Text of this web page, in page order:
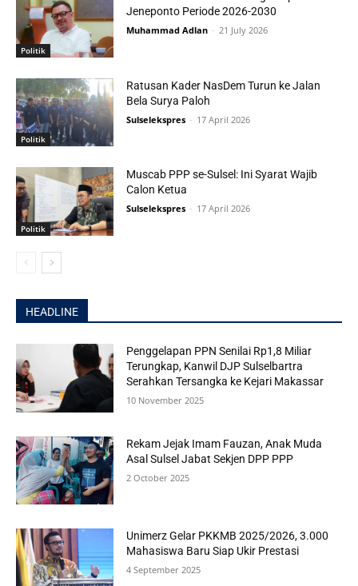
Politik
Jeneponto Periode 2026-2030
Muhammad Adlan - 21 July 2026
Politik
Ratusan Kader NasDem Turun ke Jalan
Bela Surya Paloh
Sulselekspres - 17 April 2026
Politik
Muscab PPP se-Sulsel: Ini Syarat Wajib
Calon Ketua
Sulselekspres - 17 April 2026
HEADLINE
Penggelapan PPN Senilai Rp1,8 Miliar
Terungkap, Kanwil DJP Sulselbartra
Serahkan Tersangka ke Kejari Makassar
10 November 2025
Rekam Jejak Imam Fauzan, Anak Muda
Asal Sulsel Jabat Sekjen DPP PPP
2 October 2025
Unimerz Gelar PKKMB 2025/2026, 3.000
Mahasiswa Baru Siap Ukir Prestasi
4 September 2025